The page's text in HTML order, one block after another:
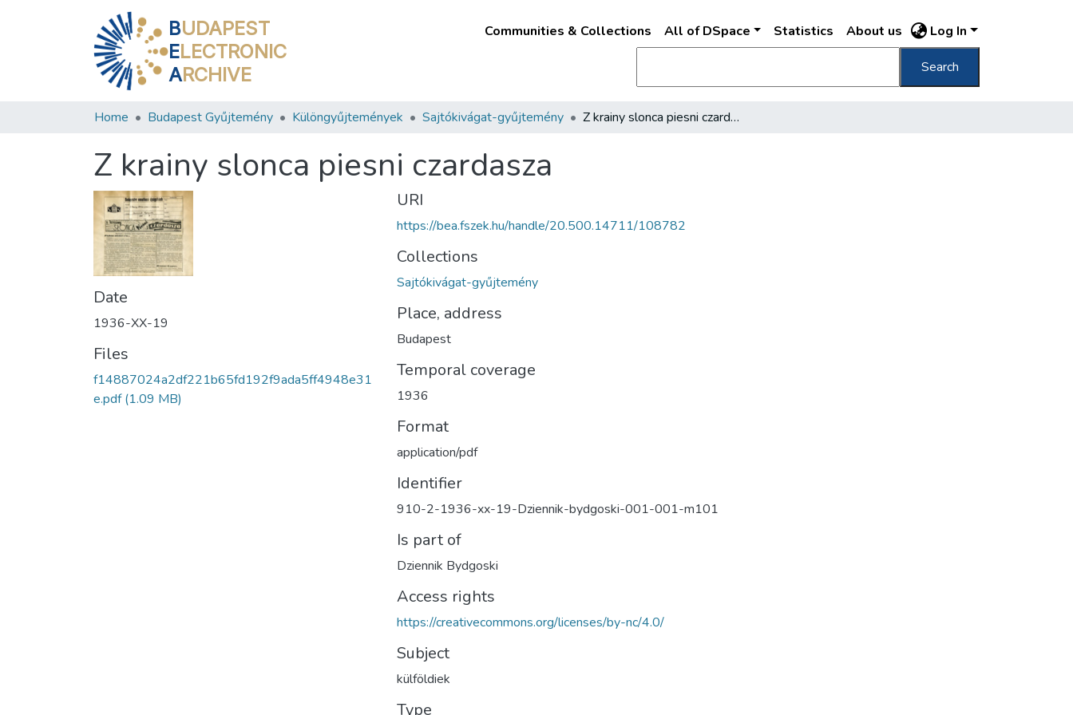
BUDAPEST
ELECTRONIC
ARCHIVE
Communities & Collections All of DSpace Statistics About us Log In
Search
Home Budapest Gyűjtemény Különgyűjtemények Sajtókivágat-gyűjtemény Z krainy slonca piesni czardasza
Z krainy slonca piesni czardasza
Date
1936-XX-19
Files
f14887024a2df221b65fd192f9ada5ff4948e31
e.pdf(1.09 MB)
URI
https://bea.fszek.hu/handle/20.500.14711/108782
Collections
Sajtókivágat-gyűjtemény
Place, address
Budapest
Temporal coverage
1936
Format
application/pdf
Identifier
910-2-1936-xx-19-Dziennik-bydgoski-001-001-m101
Is part of
Dziennik Bydgoski
Access rights
https://creativecommons.org/licenses/by-nc/4.0/
Subject
külföldiek
Type